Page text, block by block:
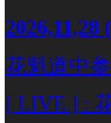
2026,11,28
花魁道中
[ LIVE ] :